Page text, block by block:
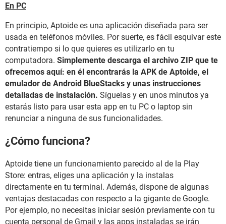
En PC
En principio, Aptoide es una aplicación diseñada para ser
usada en teléfonos móviles. Por suerte, es fácil esquivar este
contratiempo si lo que quieres es utilizarlo en tu
computadora. Simplemente descarga el archivo ZIP que te
ofrecemos aquí: en él encontrarás la APK de Aptoide, el
emulador de Android BlueStacks y unas instrucciones
detalladas de instalación. Síguelas y en unos minutos ya
estarás listo para usar esta app en tu PC o laptop sin
renunciar a ninguna de sus funcionalidades.
¿Cómo funciona?
Aptoide tiene un funcionamiento parecido al de la Play
Store: entras, eliges una aplicación y la instalas
directamente en tu terminal. Además, dispone de algunas
ventajas destacadas con respecto a la gigante de Google.
Por ejemplo, no necesitas iniciar sesión previamente con tu
cuenta personal de Gmail y las apps instaladas se irán